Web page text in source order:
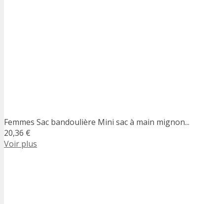
Femmes Sac bandoulière Mini sac à main mignon...
20,36 €
Voir plus